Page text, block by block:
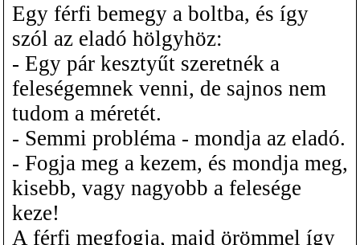
Egy férfi bemegy a boltba, és így
szól az eladó hölgyhöz:
- Egy pár kesztyűt szeretnék a
feleségemnek venni, de sajnos nem
tudom a méretét.
- Semmi probléma - mondja az eladó.
- Fogja meg a kezem, és mondja meg,
kisebb, vagy nagyobb a felesége
keze!
A férfi megfogja, majd örömmel így